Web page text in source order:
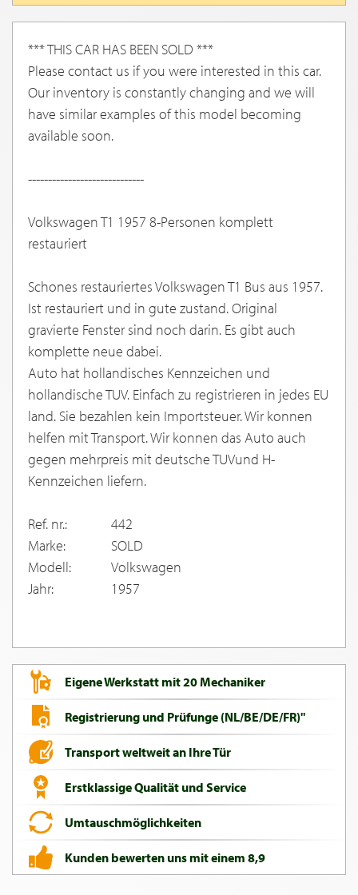
*** THIS CAR HAS BEEN SOLD ***
Please contact us if you were interested in this car.
Our inventory is constantly changing and we will
have similar examples of this model becoming
available soon.
-----------------------------
Volkswagen T1 1957 8-Personen komplett
restauriert
Schones restauriertes Volkswagen T1 Bus aus 1957.
Ist restauriert und in gute zustand. Original
gravierte Fenster sind noch darin. Es gibt auch
komplette neue dabei.
Auto hat hollandisches Kennzeichen und
hollandische TUV. Einfach zu registrieren in jedes EU
land. Sie bezahlen kein Importsteuer. Wir konnen
helfen mit Transport. Wir konnen das Auto auch
gegen mehrpreis mit deutsche TUVund H-
Kennzeichen liefern.
Ref. nr.:
442
Marke:
SOLD
Modell:
Volkswagen
Jahr:
1957
Eigene Werkstatt mit 20 Mechaniker
Registrierung und Prüfunge (NL/BE/DE/FR)"
Transport weltweit an Ihre Tür
Erstklassige Qualität und Service
Umtauschmöglichkeiten
Kunden bewerten uns mit einem 8,9